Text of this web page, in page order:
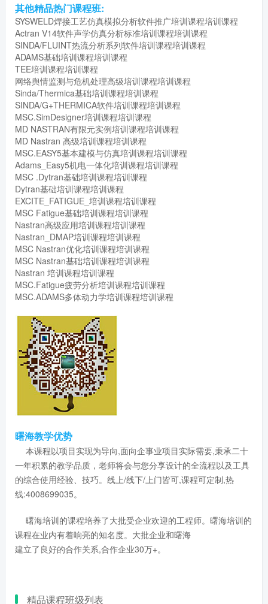
其他精品热门课程班:
SYSWELD焊接工艺仿真模拟分析软件推广培训课程培训课程
Actran V14软件声学仿真分析标准培训课程培训课程
SINDA/FLUINT热流分析系列软件培训课程培训课程
ADAMS基础培训课程培训课程
TEE培训课程培训课程
网络舆情监测与危机处理高级培训课程培训课程
Sinda/Thermica基础培训课程培训课程
SINDA/G+THERMICA软件培训课程培训课程
MSC.SimDesigner培训课程培训课程
MD NASTRAN有限元实例培训课程培训课程
MD Nastran 高级培训课程培训课程
MSC.EASY5基本建模与仿真培训课程培训课程
Adams_Easy5机电一体化培训课程培训课程
MSC .Dytran基础培训课程培训课程
Dytran基础培训课程培训课程
EXCITE_FATIGUE_培训课程培训课程
MSC Fatigue基础培训课程培训课程
Nastran高级应用培训课程培训课程
Nastran_DMAP培训课程培训课程
MSC Nastran优化培训课程培训课程
MSC Nastran基础培训课程培训课程
Nastran 培训课程培训课程
MSC.Fatigue疲劳分析培训课程培训课程
MSC.ADAMS多体动力学培训课程培训课程
曙海教学优势
本课程以项目实现为导向,面向企事业项目实际需要,秉承二十
一年积累的教学品质，老师将会与您分享设计的全流程以及工具
的综合使用经验、技巧。线上/线下/上门皆可,课程可定制,热
线:4008699035。
曙海培训的课程培养了大批受企业欢迎的工程师。曙海培训的
课程在业内有着响亮的知名度。大批企业和曙海
建立了良好的合作关系,合作企业30万+。
精品课程班级列表